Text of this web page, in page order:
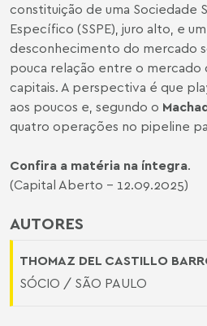
AUTORES
THOMAZ DEL CASTILLO
SÓCIO / SÃO PAULO
constituição de uma Sociedade
Específico (SSPE), juro alto, e
desconhecimento do mercado
pouca relação entre o mercado
capitais. A perspectiva é que
aos poucos e, segundo o
quatro operações no pipeline
Confira a matéria na íntegra.
(Capital Aberto - 12.09.2025)